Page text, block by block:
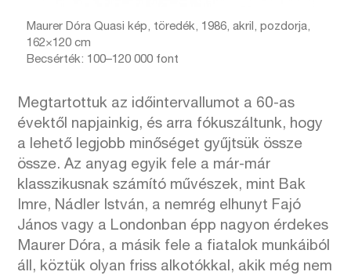
Maurer Dóra Quasi kép, töredék, 1986, akril, pozdorja,
162×120 cm
Becsérték: 100–120 000 font
Megtartottuk az időintervallumot a 60-as
évektől napjainkig, és arra fókuszáltunk, hogy
a lehető legjobb minőséget gyűjtsük össze
össze. Az anyag egyik fele a már-már
klasszikusnak számító művészek, mint Bak
Imre, Nádler István, a nemrég elhunyt Fajó
János vagy a Londonban épp nagyon érdekes
Maurer Dóra, a másik fele a fiatalok munkáiból
áll, köztük olyan friss alkotókkal, akik még nem